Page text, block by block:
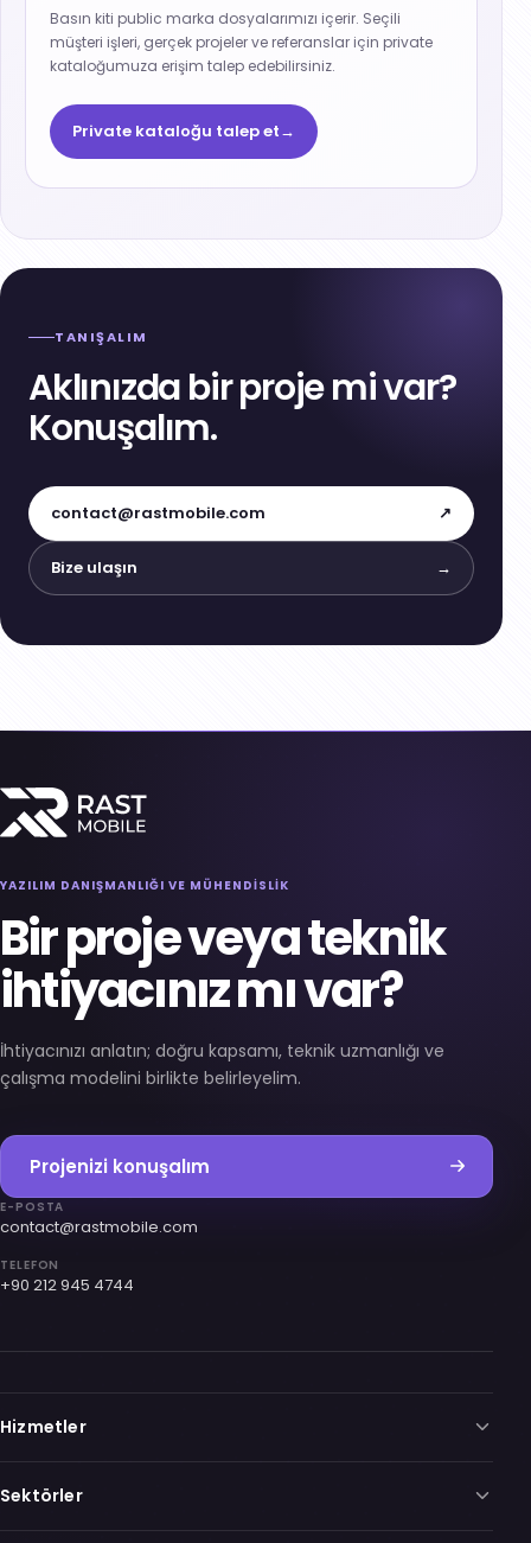
Basın kiti public marka dosyalarımızı içerir. Seçili
müşteri işleri, gerçek projeler ve referanslar için private
kataloğumuza erişim talep edebilirsiniz.
Private kataloğu talep et→
TANIŞALIM
Aklınızda bir proje mi var?
Konuşalım.
contact@rastmobile.com ↗
Bize ulaşın →
YAZILIM DANIŞMANLIĞI VE MÜHENDİSLİK
Bir proje veya teknik
ihtiyacınız mı var?
İhtiyacınızı anlatın; doğru kapsamı, teknik uzmanlığı ve
çalışma modelini birlikte belirleyelim.
Projenizi konuşalım
E-POSTA
contact@rastmobile.com
TELEFON
+90 212 945 4744
Hizmetler
Sektörler